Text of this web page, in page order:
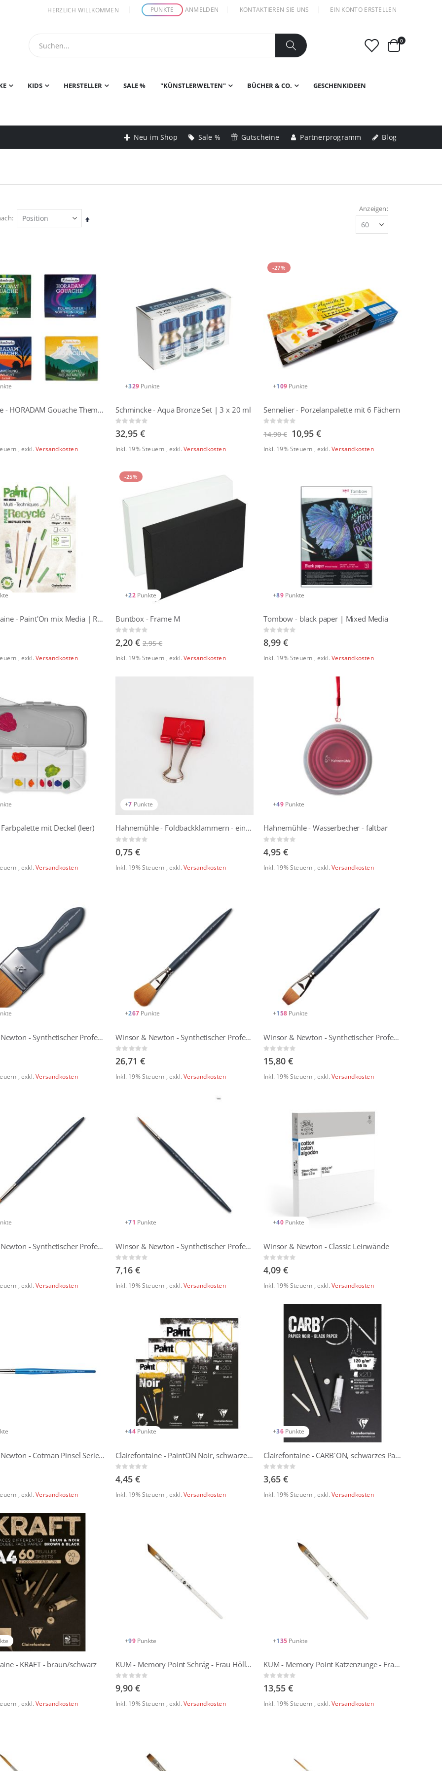
HERZLICH WILLKOMMEN PUNKTE ANMELDEN KONTAKTIEREN SIE UNS EIN KONTO ERSTELLEN
Warenkorb
0Artikel
KIDS HERSTELLER SALE % "KÜNSTLERWELTEN" BÜCHER & CO. GESCHENKIDEEN
Neu im Shop Sale % Gutscheine Partnerprogramm Blog
In
Anzeigen
Schmincke - HORADAM Gouache Themen-Kartonsets | 5 x 5 ml Tuben
,exkl.Versandkosten
+329 Punkte
Schmincke - Aqua Bronze Set | 3 x 20 ml
Rating:
0%
32,95 €
Inkl. 19% Steuern , exkl.Versandkosten
-27%
+109 Punkte
Sennelier - Porzelanpalette mit 6 Fächern
Rating:
0%
14,90 € Sonderangebot
10,95 €
Inkl. 19% Steuern , exkl.Versandkosten
Clairefontaine - Paint'On mix Media | Recycled Paper 250g
,exkl.Versandkosten
-25%
+22 Punkte
Buntbox - Frame M
Rating:
0%
2,20 € 2,95 €
Inkl. 19% Steuern , exkl.Versandkosten
+89 Punkte
Tombow - black paper | Mixed Media
Rating:
0%
8,99 €
Inkl. 19% Steuern , exkl.Versandkosten
mit Deckel (leer)
,exkl.Versandkosten
+7 Punkte
Hahnemühle - Foldbackklammern - einzeln
Rating:
0%
0,75 €
Inkl. 19% Steuern , exkl.Versandkosten
+49 Punkte
Hahnemühle - Wasserbecher - faltbar
Rating:
0%
4,95 €
Inkl. 19% Steuern , exkl.Versandkosten
Winsor & Newton - Synthetischer Professionall Aquarellpinsel - Verwaschpinsel
,exkl.Versandkosten
+267 Punkte
Winsor & Newton - Synthetischer Professionall Aquarellpinsel - Mop
Rating:
0%
26,71 €
Inkl. 19% Steuern , exkl.Versandkosten
+158 Punkte
Winsor & Newton - Synthetischer Professionall Aquarellpinsel - Ein-Strich
Rating:
0%
15,80 €
Inkl. 19% Steuern , exkl.Versandkosten
Winsor & Newton - Synthetischer Professionall Aquarellpinsel - Rund Spitz
,exkl.Versandkosten
+71 Punkte
Winsor & Newton - Synthetischer Professionall Aquarellpinsel - Rund
Rating:
0%
7,16 €
Inkl. 19% Steuern , exkl.Versandkosten
+40 Punkte
Winsor & Newton - Classic Leinwände
Rating:
0%
4,09 €
Inkl. 19% Steuern , exkl.Versandkosten
Winsor & Newton - Cotman Pinsel Serie 111 Rundpinsel
,exkl.Versandkosten
+44 Punkte
Clairefontaine - PaintON Noir, schwarzes Papier, 250g/m2
Rating:
0%
4,45 €
Inkl. 19% Steuern , exkl.Versandkosten
+36 Punkte
Clairefontaine - CARB´ON, schwarzes Papier, 120g/m2
Rating:
0%
3,65 €
Inkl. 19% Steuern , exkl.Versandkosten
- KRAFT - braun/schwarz
,exkl.Versandkosten
+99 Punkte
KUM - Memory Point Schräg - Frau Hölle Edition
Rating:
0%
9,90 €
Inkl. 19% Steuern , exkl.Versandkosten
+135 Punkte
KUM - Memory Point Katzenzunge - Frau Hölle Edition
Rating:
0%
13,55 €
Inkl. 19% Steuern , exkl.Versandkosten